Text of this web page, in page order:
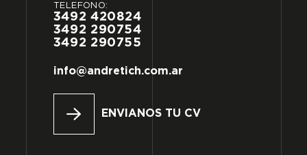
TELÉFONO:
3492 420824
3492 290754
3492 290755
info@andretich.com.ar
ENVIANOS TU CV